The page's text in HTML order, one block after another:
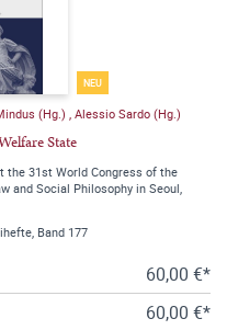
NEU
(Hg.) , Alessio Sardo (Hg.)
State
the 31st World Congress of the
and Social Philosophy in Seoul,
Band 177
60,00 €*
60,00 €*